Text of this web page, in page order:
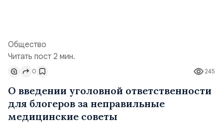
Общество
Читать пост 2 мин.
245
0
О введении уголовной ответственности
для блогеров за неправильные
медицинские советы